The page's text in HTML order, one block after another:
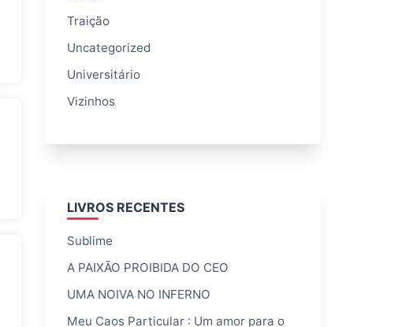
Traição
Uncategorized
Universitário
Vizinhos
LIVROS RECENTES
Sublime
A PAIXÃO PROIBIDA DO CEO
UMA NOIVA NO INFERNO
Meu Caos Particular : Um amor para o